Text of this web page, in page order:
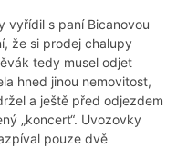
vyřídil s paní Bicanovou
že si prodej chalupy
tedy musel odjet
hned jinou nemovitost,
a ještě před odjezdem
„koncert“. Uvozovky
pouze dvě